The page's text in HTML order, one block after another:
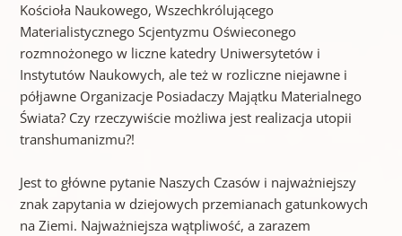
Kościoła Naukowego, Wszechkrólującego
Materialistycznego Scjentyzmu Oświeconego
rozmnożonego w liczne katedry Uniwersytetów i
Instytutów Naukowych, ale też w rozliczne niejawne i
półjawne Organizacje Posiadaczy Majątku Materialnego
Świata? Czy rzeczywiście możliwa jest realizacja utopii
transhumanizmu?!
Jest to główne pytanie Naszych Czasów i najważniejszy
znak zapytania w dziejowych przemianach gatunkowych
na Ziemi. Najważniejsza wątpliwość, a zarazem